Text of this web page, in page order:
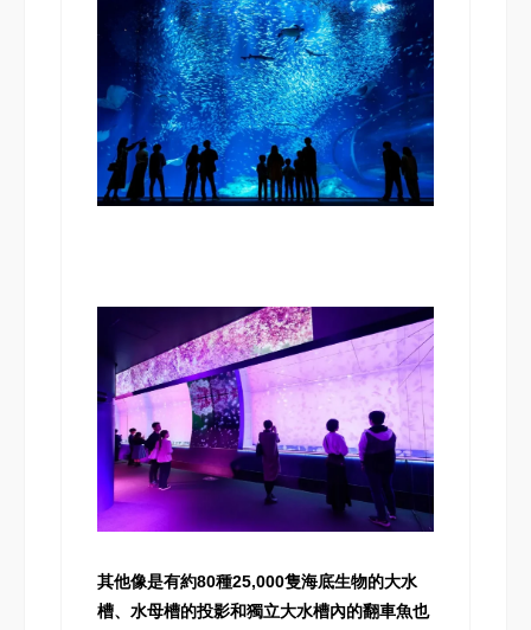
其他像是有約80種25,000隻海底生物的大水
槽、水母槽的投影和獨立大水槽內的翻車魚也